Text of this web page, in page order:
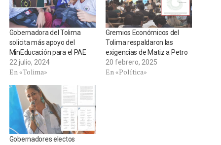
Gobernadora del Tolima
solicita más apoyo del
MinEducación para el PAE
22 julio, 2024
En «Tolima»
Gremios Económicos del
Tolima respaldaron las
exigencias de Matiz a Petro
20 febrero, 2025
En «Política»
Gobernadores electos